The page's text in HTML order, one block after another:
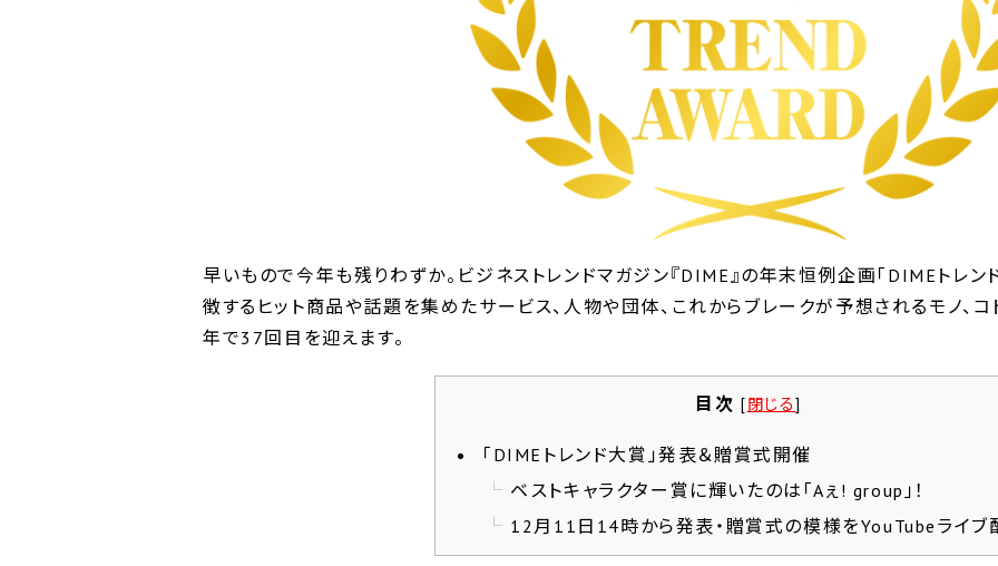
早いもので今年も残りわずか。ビジネストレンドマガジン『DIME』の年末恒例企画「DIMEトレ
徴するヒット商品や話題を集めたサービス、人物や団体、これからブレークが予想されるモノ、コ
年で37回目を迎えます。
目次 [閉じる]
「DIMEトレンド大賞」発表＆贈賞式開催
ベストキャラクター賞に輝いたのは「Aぇ! group」！
12月11日14時から発表・贈賞式の模様をYouTubeライブ